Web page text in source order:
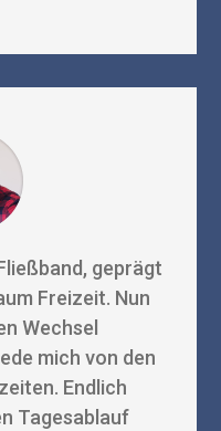
geprägt
Freizeit. Nun
Wechsel
mich von den
Endlich
Tagesablauf